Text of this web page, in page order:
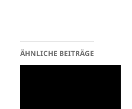
ÄHNLICHE BEITRÄGE